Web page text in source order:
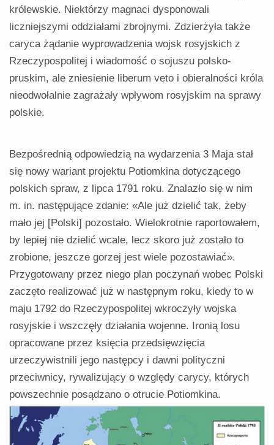
królewskie. Niektórzy magnaci dysponowali
liczniejszymi oddziałami zbrojnymi. Zdzierżyła także
caryca żądanie wyprowadzenia wojsk rosyjskich z
Rzeczypospolitej i wiadomość o sojuszu polsko-
pruskim, ale zniesienie liberum veto i obieralności króla
nieodwołalnie zagrażały wpływom rosyjskim na sprawy
polskie.
Bezpośrednią odpowiedzią na wydarzenia 3 Maja stał
się nowy wariant projektu Potiomkina dotyczącego
polskich spraw, z lipca 1791 roku. Znalazło się w nim
m. in. następujące zdanie: «Ale już dzielić tak, żeby
mało jej [Polski] pozostało. Wielokrotnie raportowałem,
by lepiej nie dzielić wcale, lecz skoro już zostało to
zrobione, jeszcze gorzej jest wiele pozostawiać».
Przygotowany przez niego plan poczynań wobec Polski
zaczęto realizować już w następnym roku, kiedy to w
maju 1792 do Rzeczypospolitej wkroczyły wojska
rosyjskie i wszczęły działania wojenne. Ironią losu
opracowane przez księcia przedsięwzięcia
urzeczywistnili jego następcy i dawni polityczni
przeciwnicy, rywalizujący o względy carycy, których
powszechnie posądzano o otrucie Potiomkina.